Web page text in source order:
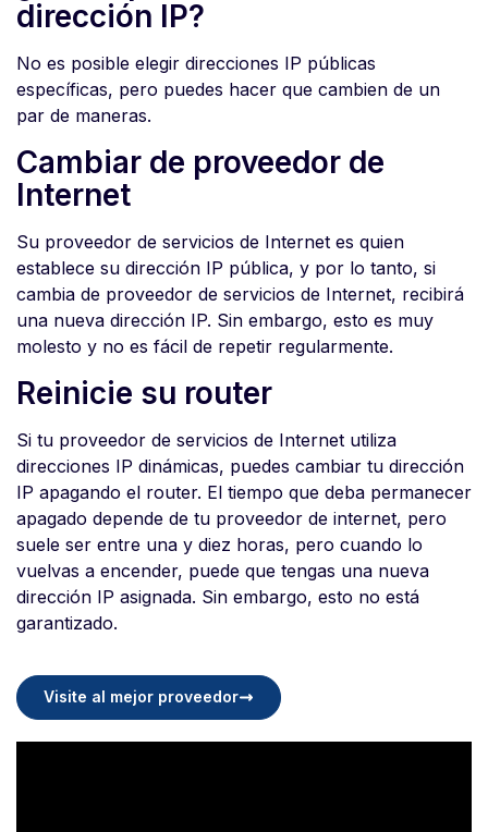
dirección IP?
No es posible elegir direcciones IP públicas
específicas, pero puedes hacer que cambien de un
par de maneras.
Cambiar de proveedor de
Internet
Su proveedor de servicios de Internet es quien
establece su dirección IP pública, y por lo tanto, si
cambia de proveedor de servicios de Internet, recibirá
una nueva dirección IP. Sin embargo, esto es muy
molesto y no es fácil de repetir regularmente.
Reinicie su router
Si tu proveedor de servicios de Internet utiliza
direcciones IP dinámicas, puedes cambiar tu dirección
IP apagando el router. El tiempo que deba permanecer
apagado depende de tu proveedor de internet, pero
suele ser entre una y diez horas, pero cuando lo
vuelvas a encender, puede que tengas una nueva
dirección IP asignada. Sin embargo, esto no está
garantizado.
Visite al mejor proveedor